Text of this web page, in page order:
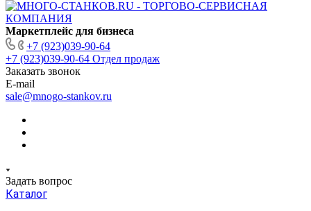
Маркетплейс для бизнеса
+7 (923)039-90-64
+7 (923)039-90-64 Отдел продаж
Заказать звонок
E-mail
sale@mnogo-stankov.ru
Задать вопрос
Каталог